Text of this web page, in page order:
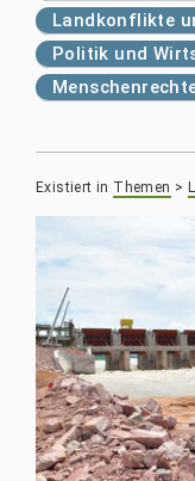
Landkonflikte
Politik und
Existiert in Themen >